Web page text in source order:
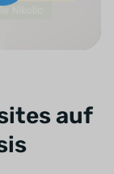
auf